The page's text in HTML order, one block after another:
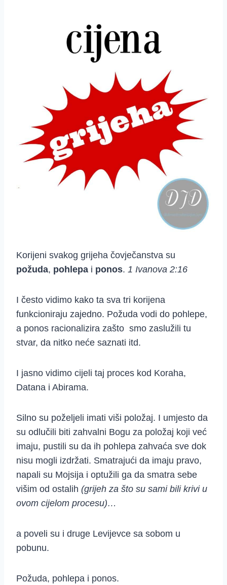
Korijeni svakog grijeha čovječanstva su
požuda, pohlepa i ponos. 1 Ivanova 2:16
I često vidimo kako ta sva tri korijena
funkcioniraju zajedno. Požuda vodi do pohlepe,
a ponos racionalizira zašto smo zaslužili tu
stvar, da nitko neće saznati itd.
I jasno vidimo cijeli taj proces kod Koraha,
Datana i Abirama.
Silno su poželjeli imati viši položaj. I umjesto da
su odlučili biti zahvalni Bogu za položaj koji već
imaju, pustili su da ih pohlepa zahvaća sve dok
nisu mogli izdržati. Smatrajući da imaju pravo,
napali su Mojsija i optužili ga da smatra sebe
višim od ostalih (grijeh za što su sami bili krivi u
ovom cijelom procesu)…
a poveli su i druge Levijevce sa sobom u
pobunu.
Požuda, pohlepa i ponos.